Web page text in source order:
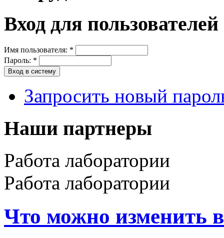
Вход для пользователей
Имя пользователя: *
Пароль: *
Запросить новый
Наши партнеры
Работа лаборатории
Работа лаборатории
Что можно изменить